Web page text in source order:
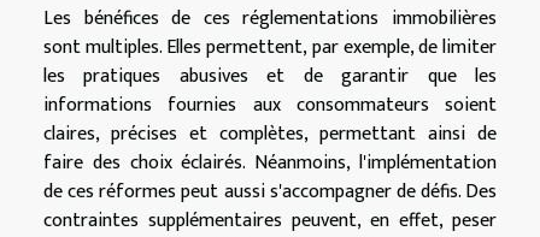
Les bénéfices de ces réglementations immobilières
sont multiples. Elles permettent, par exemple, de limiter
les pratiques abusives et de garantir que les
informations fournies aux consommateurs soient
claires, précises et complètes, permettant ainsi de
faire des choix éclairés. Néanmoins, l'implémentation
de ces réformes peut aussi s'accompagner de défis. Des
contraintes supplémentaires peuvent, en effet, peser